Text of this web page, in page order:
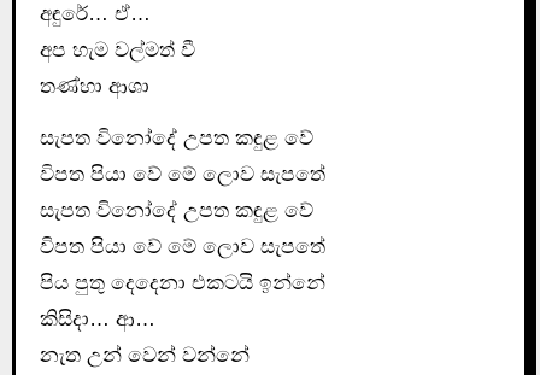
අඳුරේ… ඒ…
අප හැම වල්මත් වී
තණ්හා ආශා
සැපත විනෝදේ උපත කඳුළ වේ
විපත පියා වේ මේ ලොව සැපතේ
සැපත විනෝදේ උපත කඳුළ වේ
විපත පියා වේ මේ ලොව සැපතේ
පිය පුතු දෙදෙනා එකටයි ඉන්නේ
කිසිදා… ආ…
නැත උන් වෙන් වන්නේ